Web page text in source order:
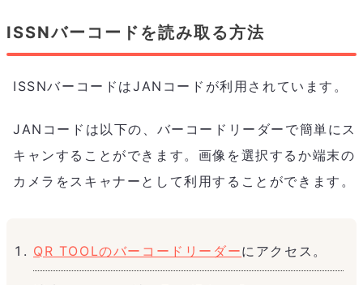
ISSNバーコードを読み取る方法
ISSNバーコードはJANコードが利用されています。
JANコードは以下の、バーコードリーダーで簡単にス
キャンすることができます。画像を選択するか端末の
カメラをスキャナーとして利用することができます。
QR TOOLのバーコードリーダーにアクセス。